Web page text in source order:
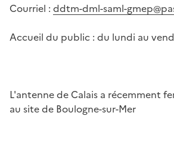
Courriel : ddtm-dml-saml-
Accueil du public : du lundi au
L'antenne de Calais a récemment
au site de Boulogne-sur-Mer